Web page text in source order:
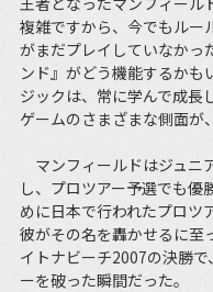
複雑ですから、今でもルー
がまだプレイしていなかっ
ンド』がどう機能するかも
ジックは、常に学んで成長
ゲームのさまざまな側面が
マンフィールドはジュニ
し、プロツアー予選でも
めに日本で行われたプロツ
彼がその名を轟かせるに至
イトナビーチ2007の決勝
ーを破った瞬間だった。